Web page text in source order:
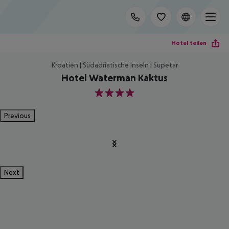
Hotel teilen
Kroatien | Südadriatische Inseln | Supetar
Hotel Waterman Kaktus
4
Previous
Next